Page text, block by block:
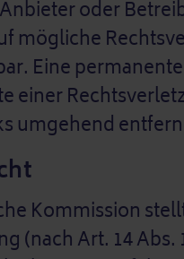
oder
mögliche
Eine
einer
umgehend
Kommission
(nach Art. 14